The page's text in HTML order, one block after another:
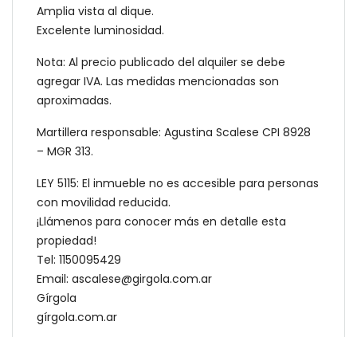
Amplia vista al dique.
Excelente luminosidad.
Nota: Al precio publicado del alquiler se debe
agregar IVA. Las medidas mencionadas son
aproximadas.
Martillera responsable: Agustina Scalese CPI 8928
– MGR 313.
LEY 5115: El inmueble no es accesible para personas
con movilidad reducida.
¡Llámenos para conocer más en detalle esta
propiedad!
Tel: 1150095429
Email: ascalese@girgola.com.ar
Gírgola
gírgola.com.ar